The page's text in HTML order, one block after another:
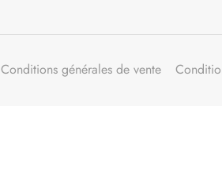
Conditions générales de vente